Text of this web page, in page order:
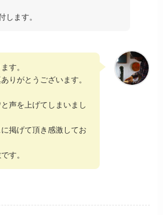
します。
す。
りがとうございます。
声を上げてしまいまし
掲げて頂き感激してお
す。